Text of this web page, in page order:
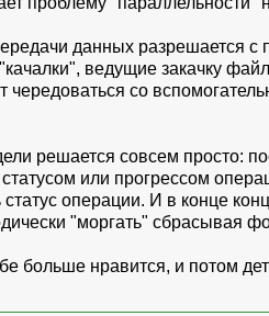
данных разрешается
ведущие закачку
со
решается совсем просто:
или прогрессом
операции. И в конце
"моргать" сбрасывая
больше нравится, и потом